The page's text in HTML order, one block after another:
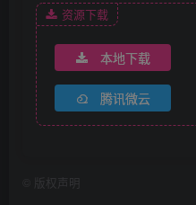
资源下载
本地下载
腾讯微云
版权声明